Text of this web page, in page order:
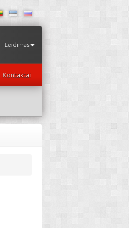
Leidimas
Kontaktai